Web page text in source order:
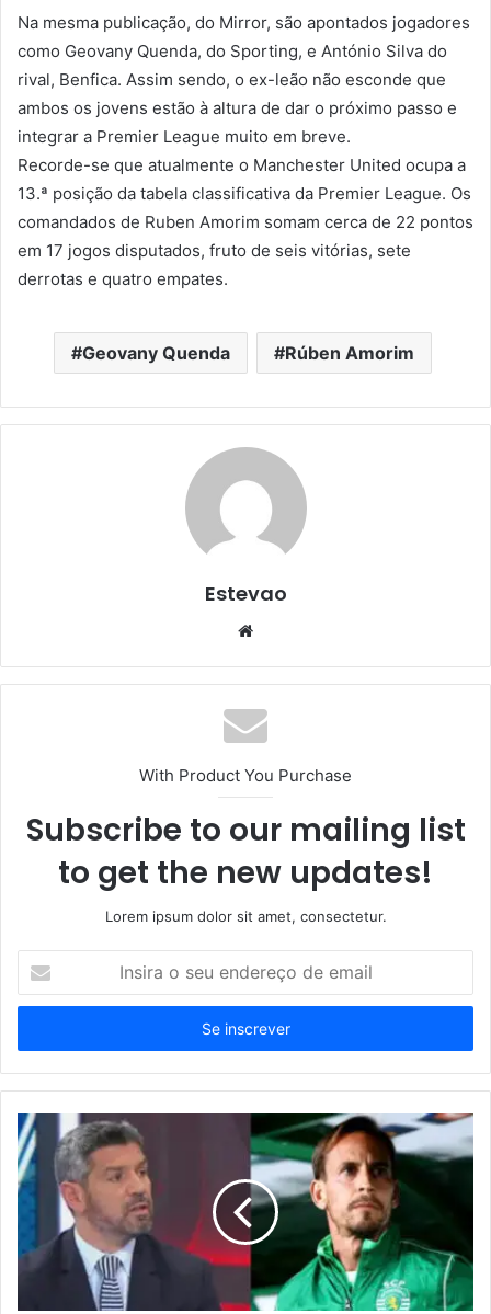
Na mesma publicação, do Mirror, são apontados jogadores
como Geovany Quenda, do Sporting, e António Silva do
rival, Benfica. Assim sendo, o ex-leão não esconde que
ambos os jovens estão à altura de dar o próximo passo e
integrar a Premier League muito em breve.
Recorde-se que atualmente o Manchester United ocupa a
13.ª posição da tabela classificativa da Premier League. Os
comandados de Ruben Amorim somam cerca de 22 pontos
em 17 jogos disputados, fruto de seis vitórias, sete
derrotas e quatro empates.
Geovany Quenda Rúben Amorim
Estevao
Website
With Product You Purchase
Subscribe to our mailing list
to get the new updates!
Lorem ipsum dolor sit amet, consectetur.
seu
de
email